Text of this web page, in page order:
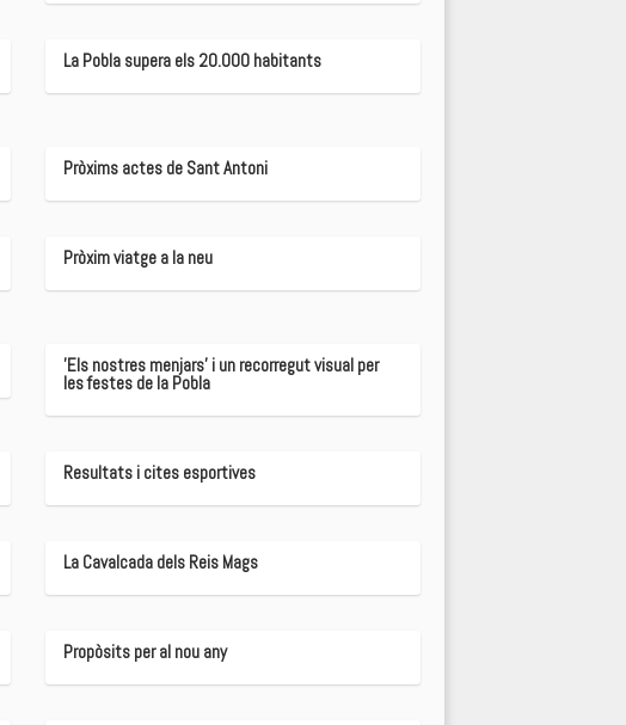
La Pobla supera els 20.000 habitants
Pròxims actes de Sant Antoni
Pròxim viatge a la neu
'Els nostres menjars' i un recorregut visual per
les festes de la Pobla
Resultats i cites esportives
La Cavalcada dels Reis Mags
Propòsits per al nou any